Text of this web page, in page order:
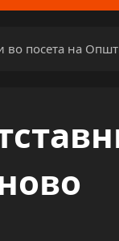
во посета на